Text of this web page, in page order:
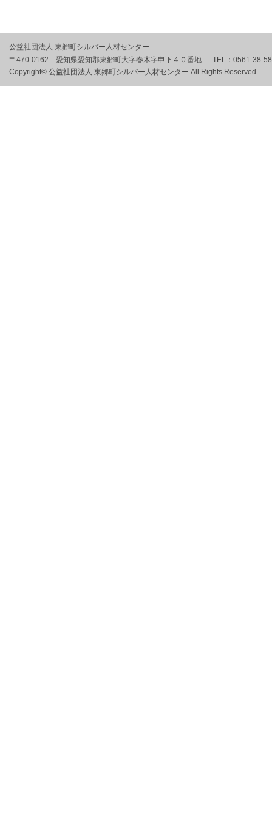
公益社団法人 東郷町シルバー人材センター
〒470-0162 愛知県愛知郡東郷町大字春木字申下４０番地
TEL： 0561-38-
Copyright© 公益社団法人 東郷町シルバー人材センター All Rights Reserved.